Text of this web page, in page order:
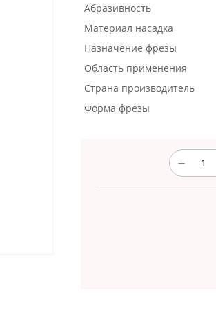
Абразивность
Материал насадка
Назначение фрезы
Область применения
Страна производитель
Форма фрезы